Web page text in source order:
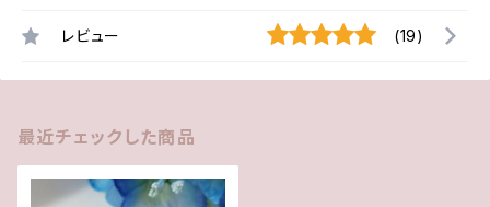
レビュー (19)
最近チェックした商品